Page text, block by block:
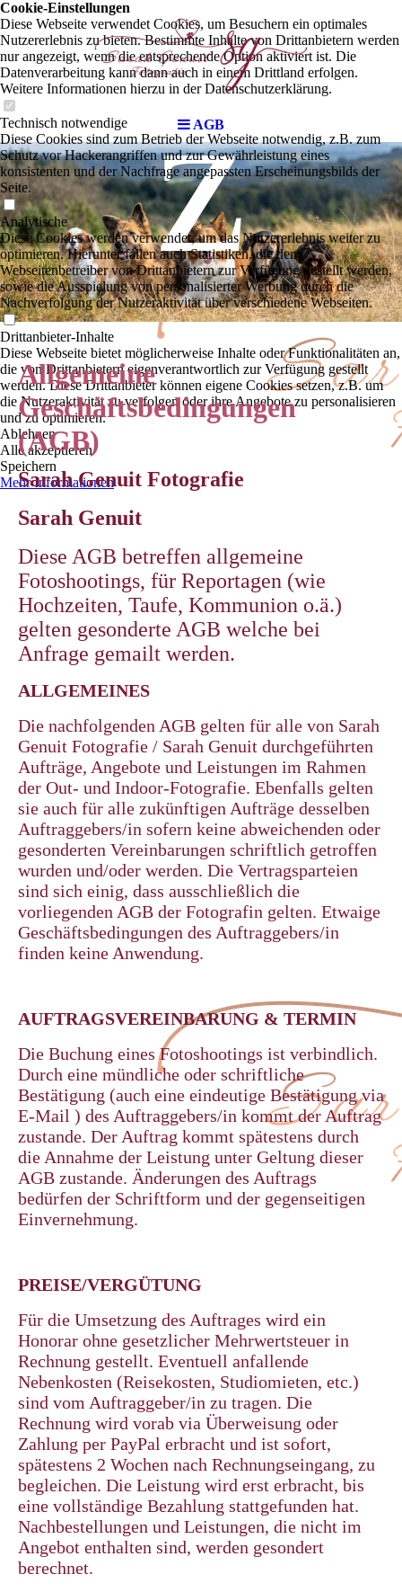
AGB
z
Allgemeine
Geschäftsbedingungen
(AGB)
Sarah Genuit Fotografie
Sarah Genuit
Diese AGB betreffen allgemeine
Fotoshootings, für Reportagen (wie
Hochzeiten, Taufe, Kommunion o.ä.)
gelten gesonderte AGB welche bei
Anfrage gemailt werden.
ALLGEMEINES
Die nachfolgenden AGB gelten für alle von Sarah
Genuit Fotografie / Sarah Genuit durchgeführten
Aufträge, Angebote und Leistungen im Rahmen
der Out- und Indoor-Fotografie. Ebenfalls gelten
sie auch für alle zukünftigen Aufträge desselben
Auftraggebers/in sofern keine abweichenden oder
gesonderten Vereinbarungen schriftlich getroffen
wurden und/oder werden. Die Vertragsparteien
sind sich einig, dass ausschließlich die
vorliegenden AGB der Fotografin gelten. Etwaige
Geschäftsbedingungen des Auftraggebers/in
finden keine Anwendung.
AUFTRAGSVEREINBARUNG & TERMIN
Die Buchung eines Fotoshootings ist verbindlich.
Durch eine mündliche oder schriftliche
Bestätigung (auch eine eindeutige Bestätigung via
E-Mail ) des Auftraggebers/in kommt der Auftrag
zustande. Der Auftrag kommt spätestens durch
die Annahme der Leistung unter Geltung dieser
AGB zustande. Änderungen des Auftrags
bedürfen der Schriftform und der gegenseitigen
Einvernehmung.
PREISE/VERGÜTUNG
Für die Umsetzung des Auftrages wird ein
Honorar ohne gesetzlicher Mehrwertsteuer in
Rechnung gestellt. Eventuell anfallende
Nebenkosten (Reisekosten, Studiomieten, etc.)
sind vom Auftraggeber/in zu tragen. Die
Rechnung wird vorab via Überweisung oder
Zahlung per PayPal erbracht und ist sofort,
spätestens 2 Wochen nach Rechnungseingang, zu
begleichen. Die Leistung wird erst erbracht, bis
eine vollständige Bezahlung stattgefunden hat.
Nachbestellungen und Leistungen, die nicht im
Angebot enthalten sind, werden gesondert
berechnet.
Cookie-Einstellungen
Diese Webseite verwendet Cookies, um Besuchern ein optimales
Nutzererlebnis zu bieten. Bestimmte Inhalte von Drittanbietern werden
nur angezeigt, wenn die entsprechende Option aktiviert ist. Die
Datenverarbeitung kann dann auch in einem Drittland erfolgen.
Weitere Informationen hierzu in der Datenschutzerklärung.
Technisch notwendige
Diese Cookies sind zum Betrieb der Webseite notwendig, z.B. zum
Schutz vor Hackerangriffen und zur Gewährleistung eines
konsistenten und der Nachfrage angepassten Erscheinungsbilds der
Seite.
Analytische
Diese Cookies werden verwendet, um das Nutzererlebnis weiter zu
optimieren. Hierunter fallen auch Statistiken, die dem
Webseitenbetreiber von Drittanbietern zur Verfügung gestellt werden,
sowie die Ausspielung von personalisierter Werbung durch die
Nachverfolgung der Nutzeraktivität über verschiedene Webseiten.
Drittanbieter-Inhalte
Diese Webseite bietet möglicherweise Inhalte oder Funktionalitäten an,
die von Drittanbietern eigenverantwortlich zur Verfügung gestellt
werden. Diese Drittanbieter können eigene Cookies setzen, z.B. um
die Nutzeraktivität zu verfolgen oder ihre Angebote zu personalisieren
und zu optimieren.
Ablehnen
Alle akzeptieren
Speichern
Mehr Informationen